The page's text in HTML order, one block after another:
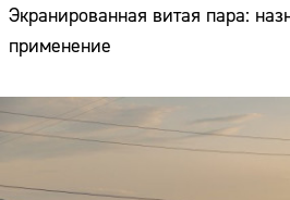
Экранированная витая пара:
применение